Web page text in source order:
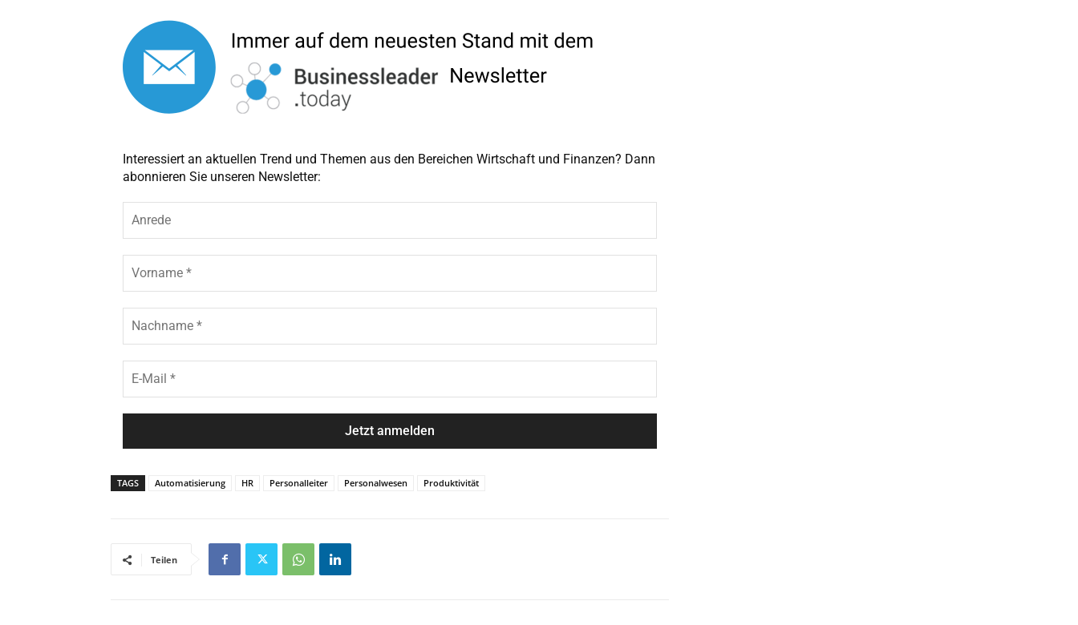
Interessiert an aktuellen Trend und Themen aus den Bereichen Wirtschaft und Finanzen? Dann
abonnieren Sie unseren Newsletter:
r
e
r
n
c
h
M
a
TAGS Automatisierung HR Personalleiter Personalwesen Produktivität
Teilen